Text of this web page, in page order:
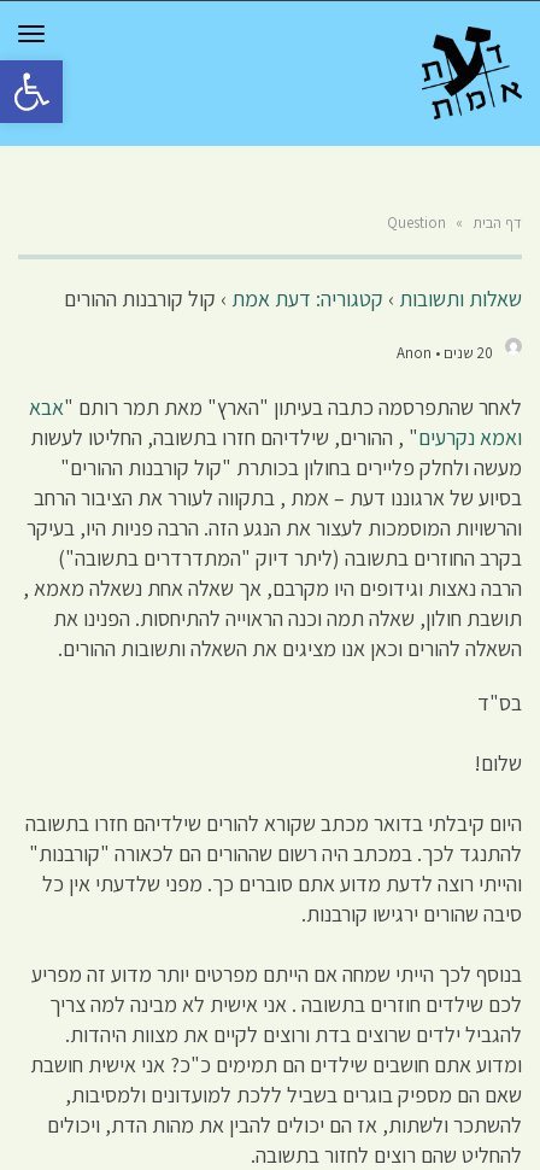
פתח
דף הבית »
Question
שאלות ותשובות › קטגוריה: דעת אמת › קול קורבנות ההורים
20 שנים • Anon
לאחר שהתפרסמה כתבה בעיתון "הארץ" מאת תמר רותם "אבא
ואמא נקרעים" , ההורים, שילדיהם חזרו בתשובה, החליטו לעשות
מעשה ולחלק פליירים בחולון בכותרת "קול קורבנות ההורים"
בסיוע של ארגוננו דעת – אמת , בתקווה לעורר את הציבור הרחב
והרשויות המוסמכות לעצור את הנגע הזה. הרבה פניות היו, בעיקר
בקרב החוזרים בתשובה (ליתר דיוק "המתדרדרים בתשובה")
הרבה נאצות וגידופים היו מקרבם, אך שאלה אחת נשאלה מאמא ,
תושבת חולון, שאלה תמה וכנה הראוייה להתיחסות. הפנינו את
השאלה להורים וכאן אנו מציגים את השאלה ותשובות ההורים.
בס"ד
שלום!
היום קיבלתי בדואר מכתב שקורא להורים שילדיהם חזרו בתשובה
להתנגד לכך. במכתב היה רשום שההורים הם לכאורה "קורבנות"
והייתי רוצה לדעת מדוע אתם סוברים כך. מפני שלדעתי אין כל
סיבה שהורים ירגישו קורבנות.
בנוסף לכך הייתי שמחה אם הייתם מפרטים יותר מדוע זה מפריע
לכם שילדים חוזרים בתשובה . אני אישית לא מבינה למה צריך
להגביל ילדים שרוצים בדת ורוצים לקיים את מצוות היהדות.
ומדוע אתם חושבים שילדים הם תמימים כ"כ? אני אישית חושבת
שאם הם מספיק בוגרים בשביל ללכת למועדונים ולמסיבות,
להשתכר ולשתות, אז הם יכולים להבין את מהות הדת, ויכולים
להחליט שהם רוצים לחזור בתשובה.